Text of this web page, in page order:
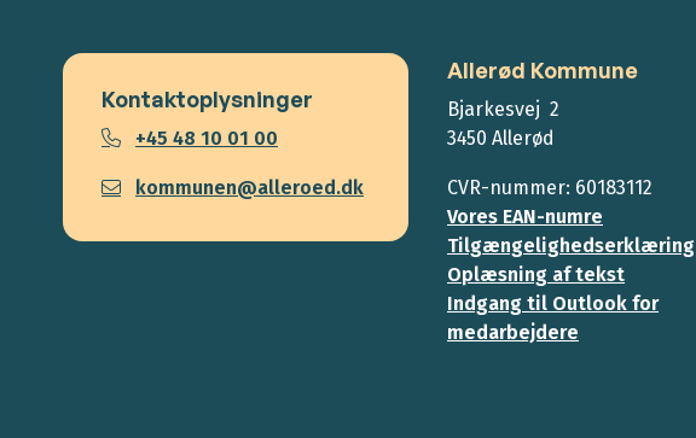
Kontaktoplysninger
+45 48 10 01 00
kommunen@alleroed.dk
Allerød Kommune
Bjarkesvej 2
3450 Allerød
CVR-nummer: 60183112
Vores EAN-numre
Tilgængelighedserklæring
Oplæsning af tekst
Indgang til Outlook for
medarbejdere